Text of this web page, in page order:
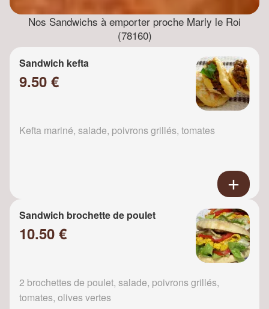
Nos Sandwichs à emporter proche Marly le Roi
(78160)
Sandwich kefta
9.50 €
Kefta mariné, salade, poivrons grillés, tomates
Sandwich brochette de poulet
10.50 €
2 brochettes de poulet, salade, poivrons grillés,
tomates, olives vertes